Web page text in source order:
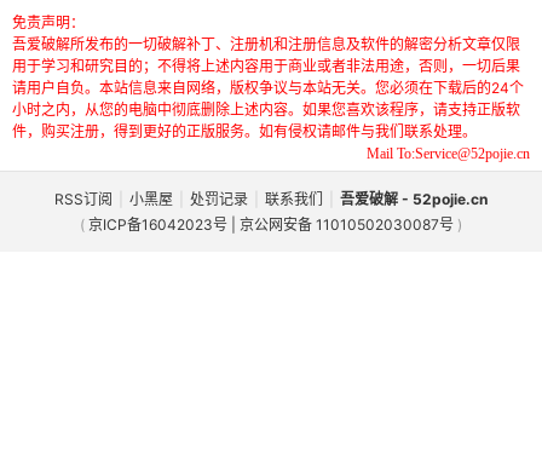
免责声明：
吾爱破解所发布的一切破解补丁、注册机和注册信息及软件的解密分析文章仅限
用于学习和研究目的；不得将上述内容用于商业或者非法用途，否则，一切后果
请用户自负。本站信息来自网络，版权争议与本站无关。您必须在下载后的24个
小时之内，从您的电脑中彻底删除上述内容。如果您喜欢该程序，请支持正版软
件，购买注册，得到更好的正版服务。如有侵权请邮件与我们联系处理。
Mail To:Service@52pojie.cn
RSS订阅 小黑屋 处罚记录 联系我们
吾爱破解 - 52pojie.cn
( 京ICP备16042023号 | 京公网安备 11010502030087号 )